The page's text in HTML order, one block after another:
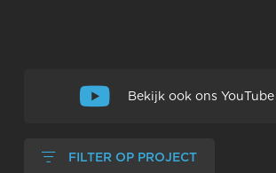
Bekijk ook ons
FILTER OP PROJECT